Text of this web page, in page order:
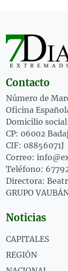
Contacto
Número de
Oficina
Domicilio
CP: 06002
CIF: 08856071J
Correo:
Teléfono:
Directora:
GRUPO
Noticias
CAPITALES
REGIÓN